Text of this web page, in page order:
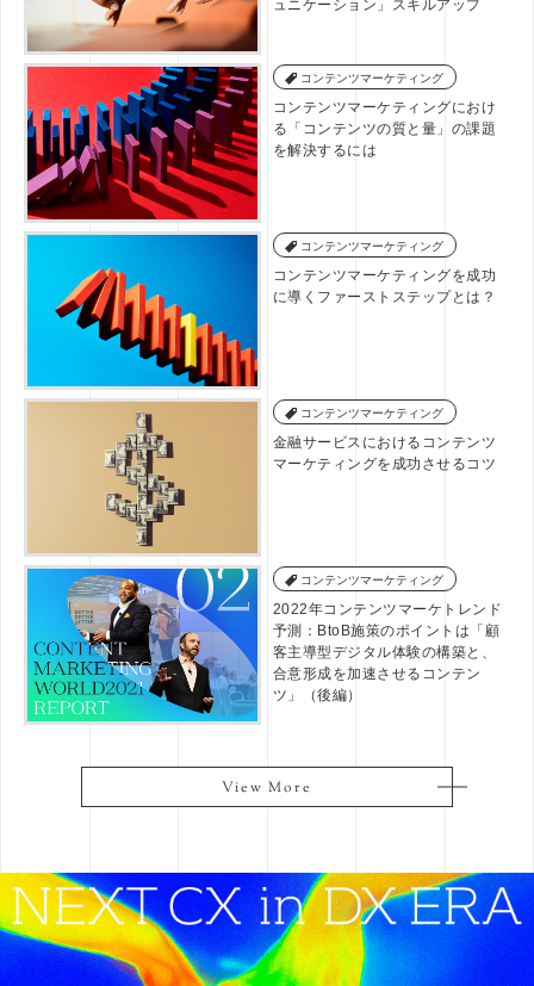
ュニケーション」スキルアップ
コンテンツマーケティング
コンテンツマーケティングにおけ
る「コンテンツの質と量」の課題
を解決するには
コンテンツマーケティング
コンテンツマーケティングを成功
に導くファーストステップとは？
コンテンツマーケティング
金融サービスにおけるコンテンツ
マーケティングを成功させるコツ
コンテンツマーケティング
2022年コンテンツマーケトレンド
予測：BtoB施策のポイントは「顧
客主導型デジタル体験の構築と、
合意形成を加速させるコンテン
ツ」（後編）
View More
View More